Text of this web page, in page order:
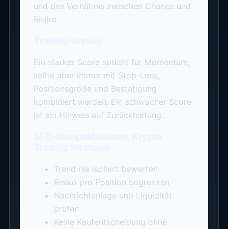
und das Verhältnis zwischen Chance und
Risiko.
Ein starker Score spricht für Momentum,
sollte aber immer mit Stop-Loss,
Positionsgröße und Bestätigung
kombiniert werden. Ein schwacher Score
ist ein Hinweis auf Zurückhaltung.
Trend nie isoliert bewerten
Risiko pro Position begrenzen
Nachrichtenlage und Liquidität
prüfen
Keine Kaufentscheidung ohne